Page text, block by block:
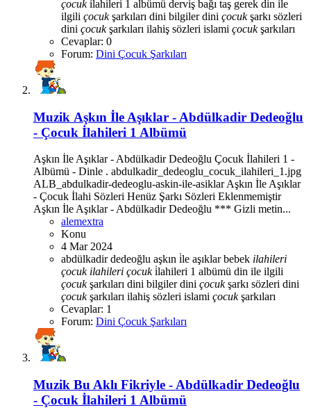
çocuki̇lahileri 1 albümü derviş bağı taş gerek din ile
ilgili çocukşarkıları dini bilgilerdini çocukşarkı sözleri
dini çocukşarkıları ilahiş sözleri islami çocukşarkıları
Cevaplar: 0
Forum: Dini Çocuk Şarkıları
Muzik Aşkın İle Aşıklar - Abdülkadir Dedeoğlu
- Çocuk İlahileri 1 Albümü
Aşkın İle Aşıklar - Abdülkadir Dedeoğlu Çocuk İlahileri 1 -
Albümü - Dinle . abdulkadir_dedeoglu_cocuk_ilahileri_1.jpg
ALB_abdulkadir-dedeoglu-askin-ile-asiklar Aşkın İle Aşıklar
- Çocuk İlahi Sözleri Henüz Şarkı Sözleri Eklenmemiştir
Aşkın İle Aşıklar - Abdülkadir Dedeoğlu *** Gizli metin...
alemextra
Konu
4 Mar 2024
abdülkadir dedeoğlu aşkın i̇le aşıklarbebek ilahileri
çocuk ilahileri çocuki̇lahileri 1 albümü din ile ilgili
çocukşarkıları dini bilgilerdini çocukşarkı sözleri dini
çocukşarkıları ilahiş sözleri islami çocukşarkıları
Cevaplar: 1
Forum: Dini Çocuk Şarkıları
Muzik Bu Aklı Fikriyle - Abdülkadir Dedeoğlu
- Çocuk İlahileri 1 Albümü